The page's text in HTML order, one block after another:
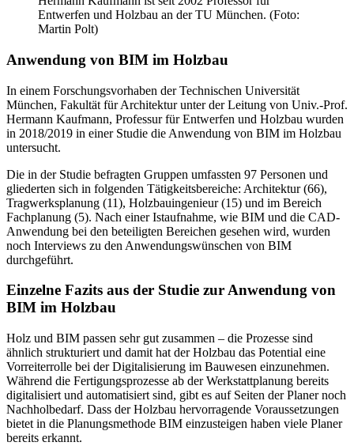
Entwerfen und Holzbau an der TU München. (Foto:
Martin Polt)
Anwendung von BIM im Holzbau
In einem Forschungsvorhaben der Technischen Universität
München, Fakultät für Architektur unter der Leitung von Univ.-Prof.
Hermann Kaufmann, Professur für Entwerfen und Holzbau wurden
in 2018/2019 in einer Studie die Anwendung von BIM im Holzbau
untersucht.
Die in der Studie befragten Gruppen umfassten 97 Personen und
gliederten sich in folgenden Tätigkeitsbereiche: Architektur (66),
Tragwerksplanung (11), Holzbauingenieur (15) und im Bereich
Fachplanung (5). Nach einer Istaufnahme, wie BIM und die CAD-
Anwendung bei den beteiligten Bereichen gesehen wird, wurden
noch Interviews zu den Anwendungswünschen von BIM
durchgeführt.
Einzelne Fazits aus der Studie zur Anwendung von
BIM im Holzbau
Holz und BIM passen sehr gut zusammen – die Prozesse sind
ähnlich strukturiert und damit hat der Holzbau das Potential eine
Vorreiterrolle bei der Digitalisierung im Bauwesen einzunehmen.
Während die Fertigungsprozesse ab der Werkstattplanung bereits
digitalisiert und automatisiert sind, gibt es auf Seiten der Planer noch
Nachholbedarf. Dass der Holzbau hervorragende Voraussetzungen
bietet in die Planungsmethode BIM einzusteigen haben viele Planer
bereits erkannt.